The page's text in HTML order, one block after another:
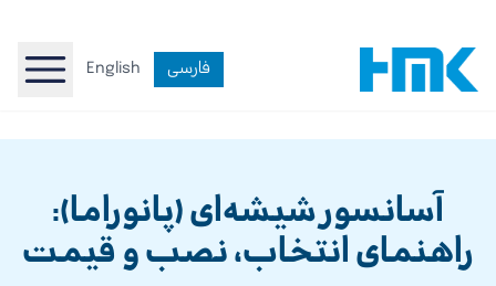
فارسی English
آسانسور شیشه‌ای (پانوراما):
راهنمای انتخاب، نصب و قیمت